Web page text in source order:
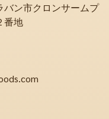
バン市クロンサームプ
番地